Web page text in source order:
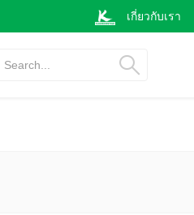
เกี่ยวกับเรา
Search...